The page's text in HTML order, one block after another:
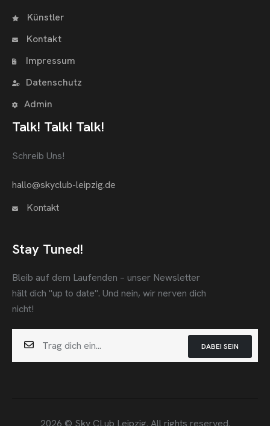
Künstler
Kontakt
Impressum
Datenschutz
Admin
Talk! Talk! Talk!
Schreib Uns!
hallo@skyclub-leipzig.de
Kontakt
Stay Tuned!
Bleib auf dem Laufenden – unser Newsletter
hält dich "up to date". Und nein, wir nerven dich
nicht!
DABEI SEIN
2026 © Sky CLub Leipzig. All rights reserved.